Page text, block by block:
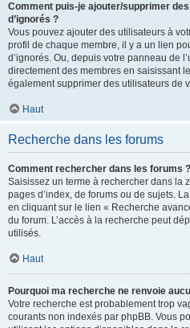
Comment puis-je ajouter/supprimer
d’ignorés ?
Vous pouvez ajouter des utilisateurs à
profil de chaque membre, il y a un lien
d’ignorés. Ou, depuis votre panneau de
directement des membres en saisissant
également supprimer des utilisateurs de
Haut
Recherche dans les forums
Comment rechercher dans les forums ?
Saisissez un terme à rechercher dans la
pages d’index, de forums ou de sujets.
en cliquant sur le lien « Recherche
du forum. L’accès à la recherche peut
utilisés.
Haut
Pourquoi ma recherche ne renvoie
Votre recherche est probablement trop
courants non indexés par phpBB. Vous